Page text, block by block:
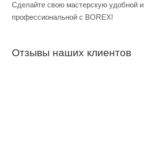
Сделайте свою мастерскую удобной и
профессиональной с BOREX!
Отзывы наших клиентов